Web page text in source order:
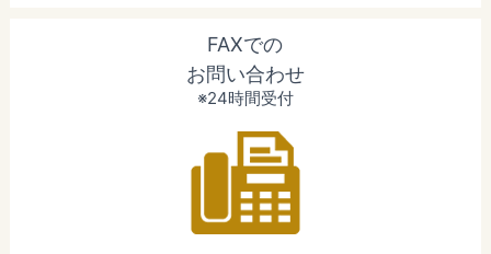
FAXでの
お問い合わせ
※24時間受付